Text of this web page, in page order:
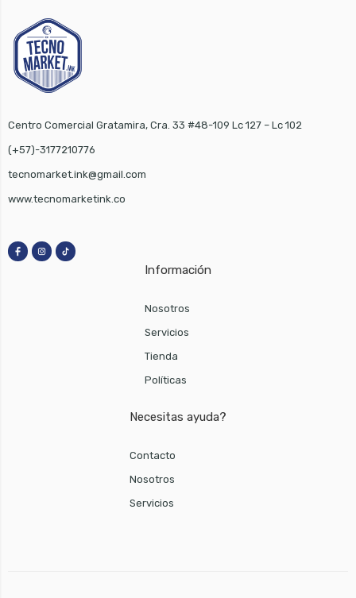
Centro Comercial Gratamira, Cra. 33 #48-109 Lc 127 – Lc 102
(+57)-3177210776
tecnomarket.ink@gmail.com
www.tecnomarketink.co
Información
Nosotros
Servicios
Tienda
Políticas
Necesitas ayuda?
Contacto
Nosotros
Servicios